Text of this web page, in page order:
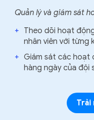
Quản lý và giám sát
+ Theo dõi hoạt
nhân viên với từng
+ Giám sát các hoạt
hàng ngày của đội
Trải